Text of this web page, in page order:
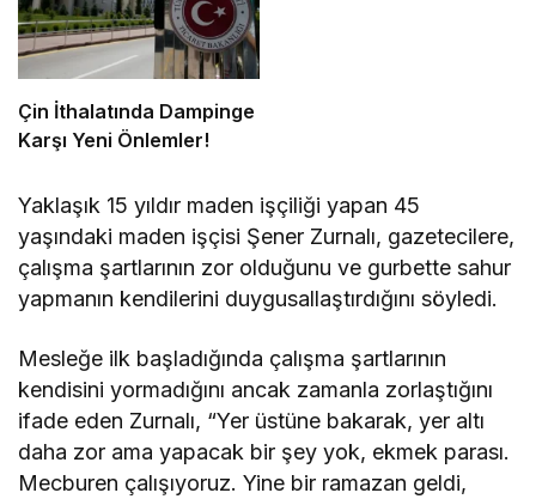
Çin İthalatında Dampinge
Karşı Yeni Önlemler!
Yaklaşık 15 yıldır maden işçiliği yapan 45
yaşındaki maden işçisi Şener Zurnalı, gazetecilere,
çalışma şartlarının zor olduğunu ve gurbette sahur
yapmanın kendilerini duygusallaştırdığını söyledi.
Mesleğe ilk başladığında çalışma şartlarının
kendisini yormadığını ancak zamanla zorlaştığını
ifade eden Zurnalı, “Yer üstüne bakarak, yer altı
daha zor ama yapacak bir şey yok, ekmek parası.
Mecburen çalışıyoruz. Yine bir ramazan geldi,